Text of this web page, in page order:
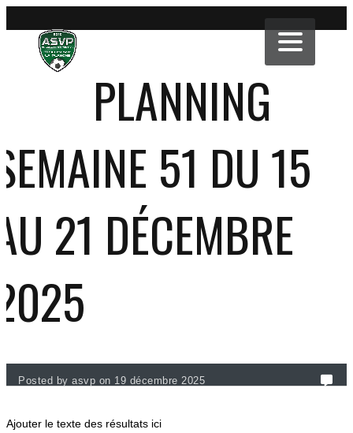
PLANNING
51 DU 15
21 DÉCEMBRE
Posted by asvp on 19 décembre 2025
Ajouter le texte des résultats ici